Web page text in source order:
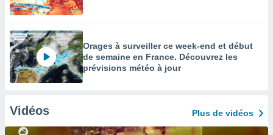
Orages à surveiller ce week-end et début
de semaine en France. Découvrez les
prévisions météo à jour
Vidéos Plus de vidéos